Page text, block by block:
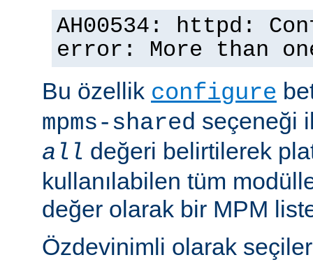
AH00534: httpd:
error: More than
Bu özellik configure
mpms-shared seçeneği
all değeri belirtilerek
kullanılabilen tüm
değer olarak bir MPM
Özdevinimli olarak